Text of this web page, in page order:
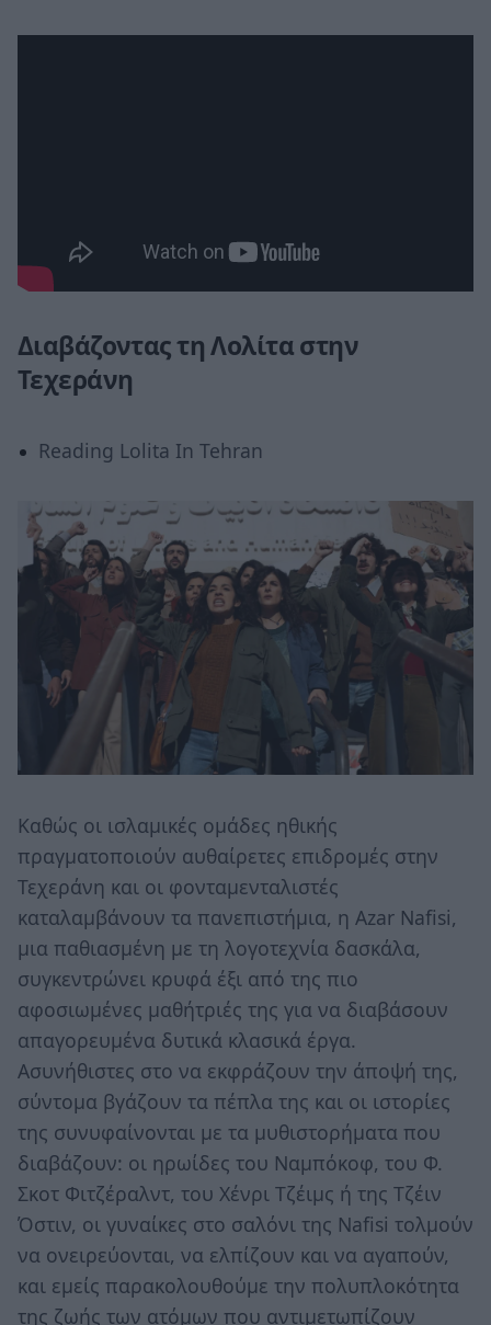
Διαβάζοντας τη Λολίτα στην
Τεχεράνη
Reading Lolita In Tehran
Καθώς οι ισλαμικές ομάδες ηθικής
πραγματοποιούν αυθαίρετες επιδρομές στην
Τεχεράνη και οι φονταμενταλιστές
καταλαμβάνουν τα πανεπιστήμια, η Azar Nafisi,
μια παθιασμένη με τη λογοτεχνία δασκάλα,
συγκεντρώνει κρυφά έξι από της πιο
αφοσιωμένες μαθήτριές της για να διαβάσουν
απαγορευμένα δυτικά κλασικά έργα.
Ασυνήθιστες στο να εκφράζουν την άποψή της,
σύντομα βγάζουν τα πέπλα της και οι ιστορίες
της συνυφαίνονται με τα μυθιστορήματα που
διαβάζουν: οι ηρωίδες του Ναμπόκοφ, του Φ.
Σκοτ Φιτζέραλντ, του Χένρι Τζέιμς ή της Τζέιν
Όστιν, οι γυναίκες στο σαλόνι της Nafisi τολμούν
να ονειρεύονται, να ελπίζουν και να αγαπούν,
και εμείς παρακολουθούμε την πολυπλοκότητα
της ζωής των ατόμων που αντιμετωπίζουν